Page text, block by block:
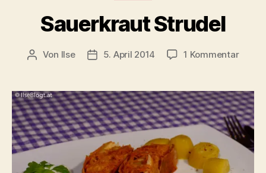
Sauerkraut Strudel
Beitragsautor
Von Ilse Beitragsdatum
5. April 2014 1 Kommentarzu